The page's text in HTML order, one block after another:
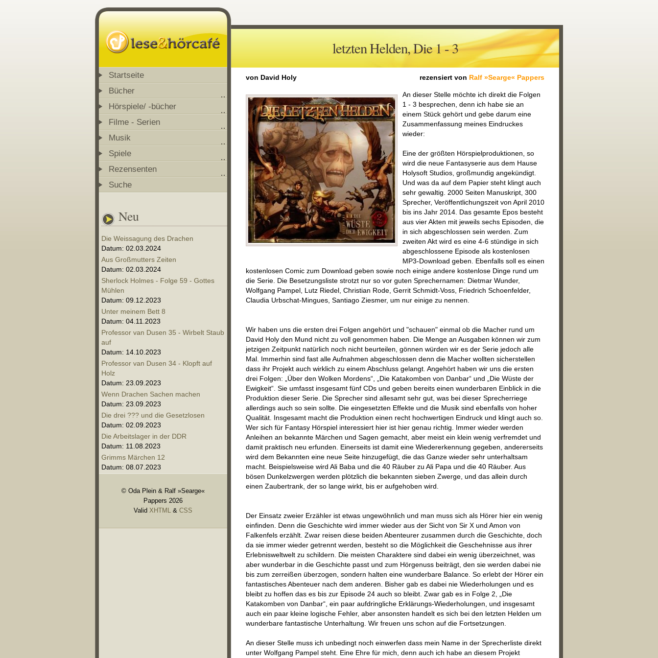
Startseite
Bücher
Hörspiele/ -bücher
Filme - Serien
Musik
Spiele
Rezensenten
Suche
Neu
Die Weissagung des Drachen
Datum: 02.03.2024
Aus Großmutters Zeiten
Datum: 02.03.2024
Sherlock Holmes - Folge 59 - Gottes
Mühlen
Datum: 09.12.2023
Unter meinem Bett 8
Datum: 04.11.2023
Professor van Dusen 35 - Wirbelt Staub
auf
Datum: 14.10.2023
Professor van Dusen 34 - Klopft auf
Holz
Datum: 23.09.2023
Wenn Drachen Sachen machen
Datum: 23.09.2023
Die drei ??? und die Gesetzlosen
Datum: 02.09.2023
Die Arbeitslager in der DDR
Datum: 11.08.2023
Grimms Märchen 12
Datum: 08.07.2023
© Oda Plein & Ralf »Searge«
Pappers 2026
Valid XHTML & CSS
letzten Helden, Die 1 - 3
von David Holy rezensiert von Ralf »Searge« Pappers
An dieser Stelle möchte ich direkt die Folgen
1 - 3 besprechen, denn ich habe sie an
einem Stück gehört und gebe darum eine
Zusammenfassung meines Eindruckes
wieder:
Eine der größten Hörspielproduktionen, so
wird die neue Fantasyserie aus dem Hause
Holysoft Studios, großmundig angekündigt.
Und was da auf dem Papier steht klingt auch
sehr gewaltig. 2000 Seiten Manuskript, 300
Sprecher, Veröffentlichungszeit von April 2010
bis ins Jahr 2014. Das gesamte Epos besteht
aus vier Akten mit jeweils sechs Episoden, die
in sich abgeschlossen sein werden. Zum
zweiten Akt wird es eine 4-6 stündige in sich
abgeschlossene Episode als kostenlosen
MP3-Download geben. Ebenfalls soll es einen
kostenlosen Comic zum Download geben sowie noch einige andere kostenlose Dinge rund um
die Serie. Die Besetzungsliste strotzt nur so vor guten Sprechernamen: Dietmar Wunder,
Wolfgang Pampel, Lutz Riedel, Christian Rode, Gerrit Schmidt-Voss, Friedrich Schoenfelder,
Claudia Urbschat-Mingues, Santiago Ziesmer, um nur einige zu nennen.
Wir haben uns die ersten drei Folgen angehört und "schauen" einmal ob die Macher rund um
David Holy den Mund nicht zu voll genommen haben. Die Menge an Ausgaben können wir zum
jetzigen Zeitpunkt natürlich noch nicht beurteilen, gönnen würden wir es der Serie jedoch alle
Mal. Immerhin sind fast alle Aufnahmen abgeschlossen denn die Macher wollten sicherstellen
dass ihr Projekt auch wirklich zu einem Abschluss gelangt. Angehört haben wir uns die ersten
drei Folgen: „Über den Wolken Mordens“, „Die Katakomben von Danbar“ und „Die Wüste der
Ewigkeit“. Sie umfasst insgesamt fünf CDs und geben bereits einen wunderbaren Einblick in die
Produktion dieser Serie. Die Sprecher sind allesamt sehr gut, was bei dieser Sprecherriege
allerdings auch so sein sollte. Die eingesetzten Effekte und die Musik sind ebenfalls von hoher
Qualität. Insgesamt macht die Produktion einen recht hochwertigen Eindruck und klingt auch so.
Wer sich für Fantasy Hörspiel interessiert hier ist hier genau richtig. Immer wieder werden
Anleihen an bekannte Märchen und Sagen gemacht, aber meist ein klein wenig verfremdet und
damit praktisch neu erfunden. Einerseits ist damit eine Wiedererkennung gegeben, andererseits
wird dem Bekannten eine neue Seite hinzugefügt, die das Ganze wieder sehr unterhaltsam
macht. Beispielsweise wird Ali Baba und die 40 Räuber zu Ali Papa und die 40 Räuber. Aus
bösen Dunkelzwergen werden plötzlich die bekannten sieben Zwerge, und das allein durch
einen Zaubertrank, der so lange wirkt, bis er aufgehoben wird.
Der Einsatz zweier Erzähler ist etwas ungewöhnlich und man muss sich als Hörer hier ein wenig
einfinden. Denn die Geschichte wird immer wieder aus der Sicht von Sir X und Amon von
Falkenfels erzählt. Zwar reisen diese beiden Abenteurer zusammen durch die Geschichte, doch
da sie immer wieder getrennt werden, besteht so die Möglichkeit die Geschehnisse aus ihrer
Erlebnisweltwelt zu schildern. Die meisten Charaktere sind dabei ein wenig überzeichnet, was
aber wunderbar in die Geschichte passt und zum Hörgenuss beiträgt, den sie werden dabei nie
bis zum zerreißen überzogen, sondern halten eine wunderbare Balance. So erlebt der Hörer ein
fantastisches Abenteuer nach dem anderen. Bisher gab es dabei nie Wiederholungen und es
bleibt zu hoffen das es bis zur Episode 24 auch so bleibt. Zwar gab es in Folge 2, „Die
Katakomben von Danbar“, ein paar aufdringliche Erklärungs-Wiederholungen, und insgesamt
auch ein paar kleine logische Fehler, aber ansonsten handelt es sich bei den letzten Helden um
wunderbare fantastische Unterhaltung. Wir freuen uns schon auf die Fortsetzungen.
An dieser Stelle muss ich unbedingt noch einwerfen dass mein Name in der Sprecherliste direkt
unter Wolfgang Pampel steht. Eine Ehre für mich, denn auch ich habe an diesem Projekt